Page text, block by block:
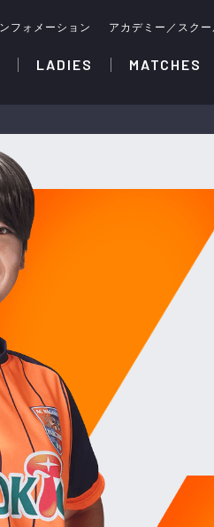
フォメーション アカデミー／スクー
LADIES MATCHES